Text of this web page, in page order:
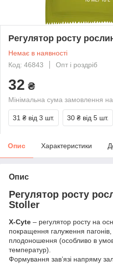
Регулятор росту
Немає в наявності
Код: 46843
Опт і роздріб
32 ₴
Мінімальна сума замовлення
31 ₴ від 3 шт. 30 ₴ від 5 шт.
Опис Характеристики
Опис
Регулятор росту
Stoller
X-Cyte – регулятор росту на
покращення галуження пагонів,
плодоношення (особливо в
температур).
Формування зав’язі напряму